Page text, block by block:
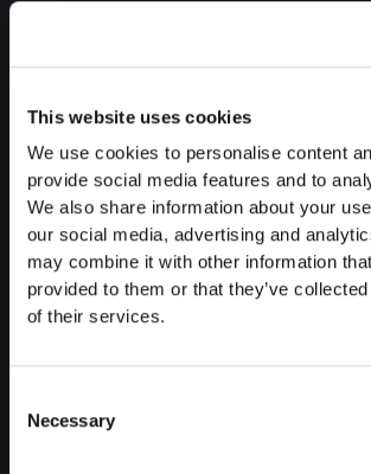
This website uses cookies
We use cookies to personalise content
provide social media features and to
We also share information about your
our social media, advertising and
may combine it with other information
provided to them or that they’ve
of their services.
Selection
Necessary
Aspects fiscaux
Retrait caisse pension
Aperçu formes juridiques
Cours
Blog
CRÉER UNE ENTREPRISE
Créer raison individuelle